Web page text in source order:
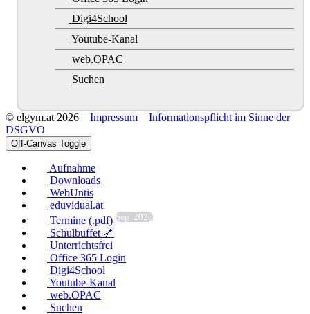
Digi4School
Youtube-Kanal
web.OPAC
Suchen
© elgym.at 2026 Impressum
Informationspflicht im Sinne der
DSGVO
Off-Canvas Toggle
Aufnahme
Downloads
WebUntis
eduvidual.at
Termine (.pdf) Sep. 2026
Schulbuffet 🔗
Unterrichtsfrei
Office 365 Login
Digi4School
Youtube-Kanal
web.OPAC
Suchen